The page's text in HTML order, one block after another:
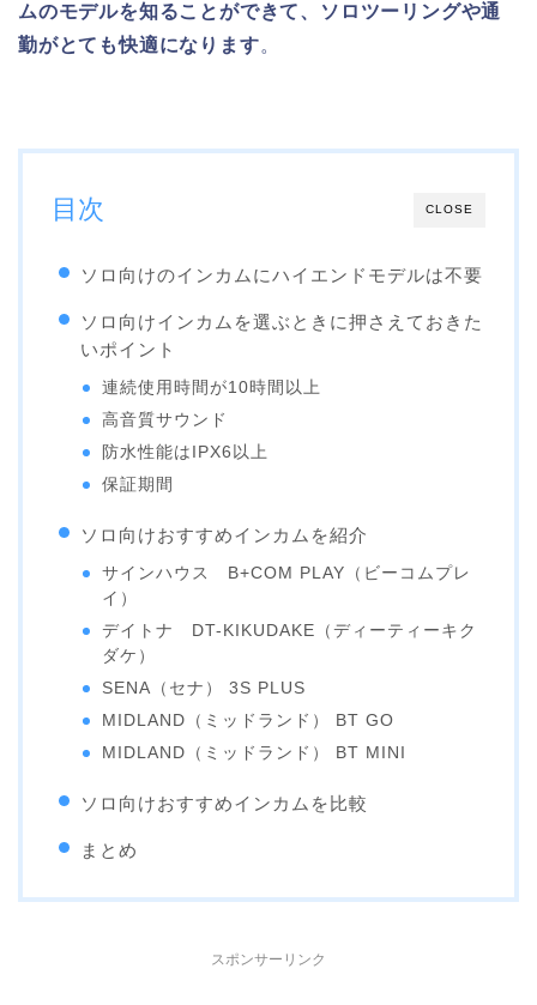
ムのモデルを知ることができて、ソロツーリングや通
勤がとても快適になります。
CLOSE
目次
ソロ向けのインカムにハイエンドモデルは不要
ソロ向けインカムを選ぶときに押さえておきた
いポイント
連続使用時間が10時間以上
高音質サウンド
防水性能はIPX6以上
保証期間
ソロ向けおすすめインカムを紹介
サインハウス B+COM PLAY（ビーコムプレ
イ）
デイトナ DT-KIKUDAKE（ディーティーキク
ダケ）
SENA（セナ） 3S PLUS
MIDLAND（ミッドランド） BT GO
MIDLAND（ミッドランド） BT MINI
ソロ向けおすすめインカムを比較
まとめ
スポンサーリンク